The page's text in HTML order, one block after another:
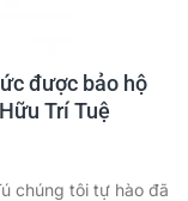
được bảo hộ
Trí Tuệ
chúng tôi tự hào đã